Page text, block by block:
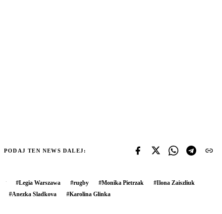
PODAJ TEN NEWS DALEJ:
#Legia Warszawa #rugby #Monika Pietrzak #Ilona Zaiszliuk
#Anezka Sladkova #Karolina Glinka